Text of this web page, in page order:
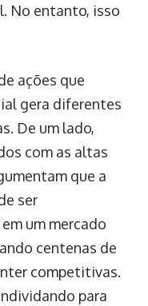
No entanto, isso
ações que
gera diferentes
De um lado,
com as altas
que a
ser
um mercado
centenas de
competitivas.
para